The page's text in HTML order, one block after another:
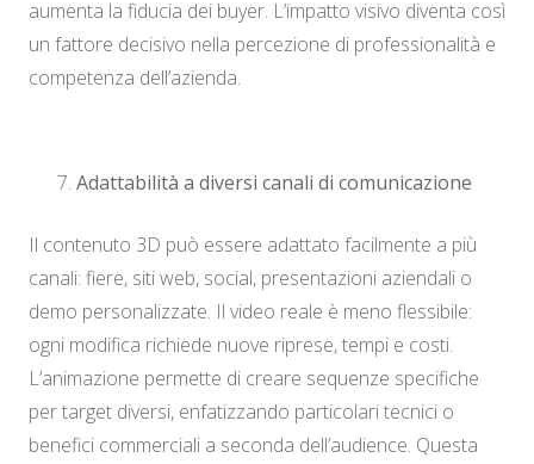
aumenta la fiducia dei buyer. L’impatto visivo diventa così
un fattore decisivo nella percezione di professionalità e
competenza dell’azienda.
Adattabilità a diversi canali di comunicazione
Il contenuto 3D può essere adattato facilmente a più
canali: fiere, siti web, social, presentazioni aziendali o
demo personalizzate. Il video reale è meno flessibile:
ogni modifica richiede nuove riprese, tempi e costi.
L’animazione permette di creare sequenze specifiche
per target diversi, enfatizzando particolari tecnici o
benefici commerciali a seconda dell’audience. Questa